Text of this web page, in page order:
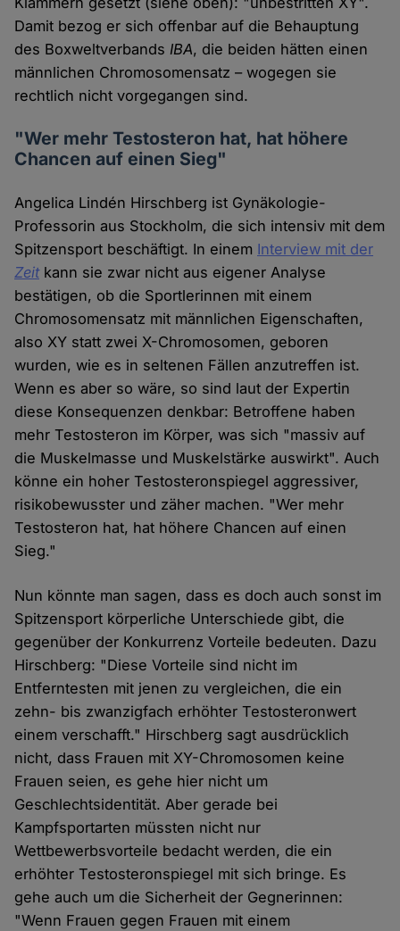
Damit bezog er sich offenbar auf die Behauptung
des BoxweltverbandsIBA, die beiden hätten einen
männlichen Chromosomensatz – wogegen sie
rechtlich nicht vorgegangen sind.
"Wer mehr Testosteron hat, hat höhere
Chancen auf einen Sieg"
Angelica Lindén Hirschberg ist Gynäkologie-
Professorin aus Stockholm, die sich intensiv mit dem
Spitzensport beschäftigt. In einem Interview mit der
Zeitkann sie zwar nicht aus eigener Analyse
bestätigen, ob die Sportlerinnen mit einem
Chromosomensatz mit männlichen Eigenschaften,
also XY statt zwei X-Chromosomen, geboren
wurden, wie es in seltenen Fällen anzutreffen ist.
Wenn es aber so wäre, so sind laut der Expertin
diese Konsequenzen denkbar: Betroffene haben
mehr Testosteron im Körper, was sich "massiv auf
die Muskelmasse und Muskelstärke auswirkt". Auch
könne ein hoher Testosteronspiegel aggressiver,
risikobewusster und zäher machen. "Wer mehr
Testosteron hat, hat höhere Chancen auf einen
Sieg."
Nun könnte man sagen, dass es doch auch sonst im
Spitzensport körperliche Unterschiede gibt, die
gegenüber der Konkurrenz Vorteile bedeuten. Dazu
Hirschberg: "Diese Vorteile sind nicht im
Entferntesten mit jenen zu vergleichen, die ein
zehn- bis zwanzigfach erhöhter Testosteronwert
einem verschafft." Hirschberg sagt ausdrücklich
nicht, dass Frauen mit XY-Chromosomen keine
Frauen seien, es gehe hier nicht um
Geschlechtsidentität. Aber gerade bei
Kampfsportarten müssten nicht nur
Wettbewerbsvorteile bedacht werden, die ein
erhöhter Testosteronspiegel mit sich bringe. Es
gehe auch um die Sicherheit der Gegnerinnen:
"Wenn Frauen gegen Frauen mit einem